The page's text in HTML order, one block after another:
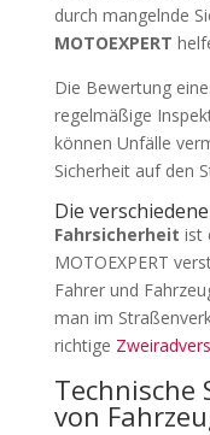
durch mangelnde
MOTOEXPERT
Die Bewertung
regelmäßige
können Unfälle
Sicherheit auf den
Die
Fahrsicherheit ist
MOTOEXPERT
Fahrer und
man im
richtige
Technische
von